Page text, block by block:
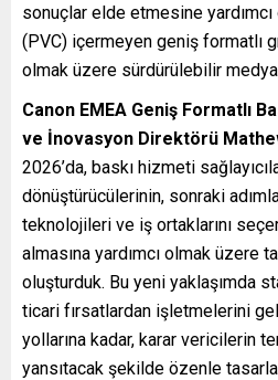
sonuçlar elde etmesine
(PVC) içermeyen geniş formatlı
olmak üzere sürdürülebilir
Canon EMEA Geniş Formatlı
ve İnovasyon Direktörü
2026’da, baskı hizmeti
dönüştürücülerinin, sonraki
teknolojileri ve iş ortaklarını
almasına yardımcı olmak üzere
oluşturduk. Bu yeni yaklaşımda
ticari fırsatlardan işletmelerini
yollarına kadar, karar vericilerin
yansıtacak şekilde özenle